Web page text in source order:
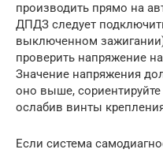
производить прямо на
ДПДЗ следует
выключенном
проверить напряжение
Значение напряжения
оно выше,
ослабив винты
Если система